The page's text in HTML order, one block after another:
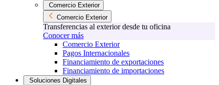
Comercio Exterior
Comercio Exterior
Transferencias al exterior desde tu oficina
Conocer más
Comercio Exterior
Pagos Internacionales
Financiamiento de exportaciones
Financiamiento de importaciones
Soluciones Digitales